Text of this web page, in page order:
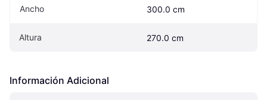
Ancho 300.0 cm
Altura 270.0 cm
Información Adicional